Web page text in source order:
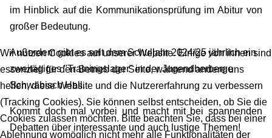
im Hinblick auf die Kommunikationsprüfung im Abitur von
großer Bedeutung.
Außerdem gibt es seit dem Schuljahr 2024/25 jährlich ein
zweitägiges "Trainingslager" in der Jugendherberge
Schwäbisch Hall.
Kommt doch mal vorbei und macht mit bei spannenden
Debatten über interessante und auch lustige Themen!
Wir nutzen Cookies auf unserer Website. Einige von ihnen sind
essenziell für den Betrieb der Seite, während andere uns
helfen, diese Website und die Nutzererfahrung zu verbessern
(Tracking Cookies). Sie können selbst entscheiden, ob Sie die
Cookies zulassen möchten. Bitte beachten Sie, dass bei einer
Ablehnung womöglich nicht mehr alle Funktionalitäten der